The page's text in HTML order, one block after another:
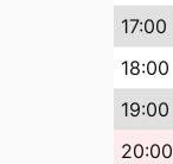
17:00
18:00
19:00
20:00